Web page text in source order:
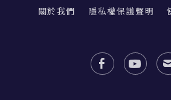
關於我們 隱私權保護聲明